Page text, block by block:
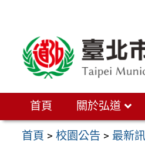
首頁 關於弘道
首頁 >校園公告 > 最新